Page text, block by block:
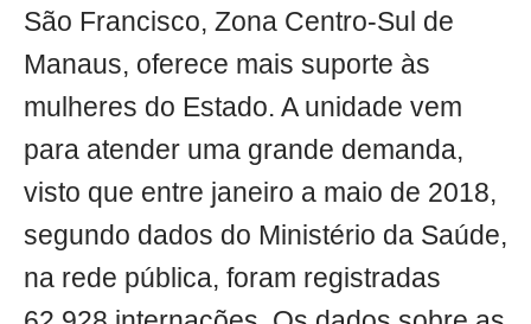
São Francisco, Zona Centro-Sul de
Manaus, oferece mais suporte às
mulheres do Estado. A unidade vem
para atender uma grande demanda,
visto que entre janeiro a maio de 2018,
segundo dados do Ministério da Saúde,
na rede pública, foram registradas